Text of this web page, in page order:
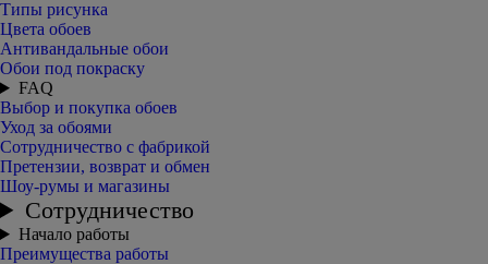
Типы рисунка
Цвета обоев
Антивандальные обои
Обои под покраску
FAQ
Выбор и покупка обоев
Уход за обоями
Сотрудничество с фабрикой
Претензии, возврат и обмен
Шоу-румы и магазины
Сотрудничество
Начало работы
Преимущества работы